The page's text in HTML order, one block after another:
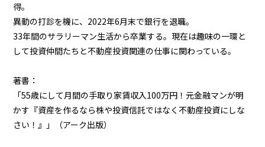
得。
異動の打診を機に、2022年6月末で銀行を退職。
33年間のサラリーマン生活から卒業する。現在は趣味の一環と
して投資仲間たちと不動産投資関連の仕事に関わっている。
著書：
「55歳にして月間の手取り家賃収入100万円！元金融マンが明
かす『資産を作るなら株や投資信託ではなく不動産投資にしな
さい！』」（アーク出版）